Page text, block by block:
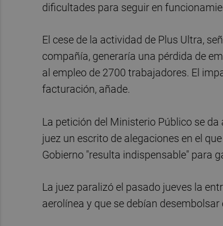
dificultades para seguir en
El cese de la actividad de Plus Ultra,
compañía, generaría una pérdida de
al empleo de 2700 trabajadores. El
facturación, añade.
La petición del Ministerio Público se
juez un escrito de alegaciones en el
Gobierno "resulta indispensable" para
La juez paralizó el pasado jueves la
aerolínea y que se debían